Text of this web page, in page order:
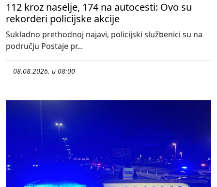
112 kroz naselje, 174 na autocesti: Ovo su
rekorderi policijske akcije
Sukladno prethodnoj najavi, policijski službenici su na
području Postaje pr...
08.08.2026. u 08:00